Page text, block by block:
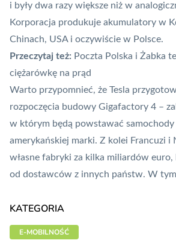
i były dwa razy większe niż w
Korporacja produkuje akumulatory w
Chinach, USA i oczywiście w Polsce.
Przeczytaj też: Poczta Polska i Żabka
ciężarówkę na prąd
Warto przypomnieć, że Tesla
rozpoczęcia budowy Gigafactory 4 –
w którym będą powstawać
amerykańskiej marki. Z kolei Francuzi i
własne fabryki za kilka miliardów euro,
od dostawców z innych państw. W tym
KATEGORIA
E-MOBILNOŚĆ